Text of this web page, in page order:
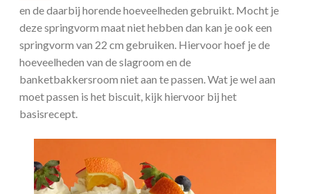
en de daarbij horende hoeveelheden gebruikt. Mocht je
deze springvorm maat niet hebben dan kan je ook een
springvorm van 22 cm gebruiken. Hiervoor hoef je de
hoeveelheden van de slagroom en de
banketbakkersroom niet aan te passen. Wat je wel aan
moet passen is het biscuit, kijk hiervoor bij het
basisrecept.